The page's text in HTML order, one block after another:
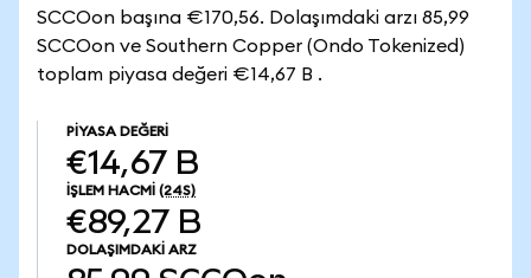
SCCOon başına €170,56. Dolaşımdaki arzı 85,99
SCCOon ve Southern Copper (Ondo Tokenized)
toplam piyasa değeri €14,67 B .
PIYASA DEĞERI
€14,67 B
İŞLEM HACMI (24S)
€89,27 B
DOLAŞIMDAKI ARZ